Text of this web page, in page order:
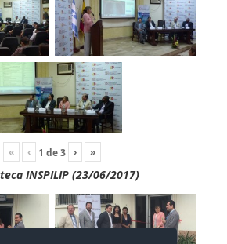
« ‹ 1 de3 › »
INSPILIP (23/06/2017)